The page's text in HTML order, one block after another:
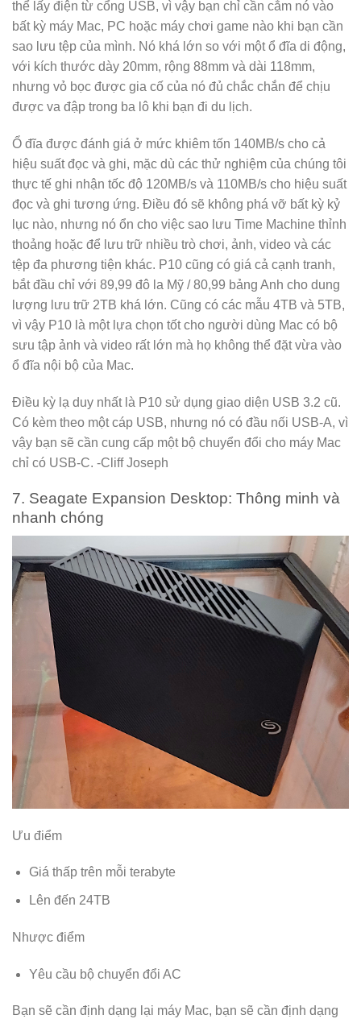
thể lấy điện từ cổng USB, vì vậy bạn chỉ cần cắm nó vào
bất kỳ máy Mac, PC hoặc máy chơi game nào khi bạn cần
sao lưu tệp của mình. Nó khá lớn so với một ổ đĩa di động,
với kích thước dày 20mm, rộng 88mm và dài 118mm,
nhưng vỏ bọc được gia cố của nó đủ chắc chắn để chịu
được va đập trong ba lô khi bạn đi du lịch.
Ổ đĩa được đánh giá ở mức khiêm tốn 140MB/s cho cả
hiệu suất đọc và ghi, mặc dù các thử nghiệm của chúng tôi
thực tế ghi nhận tốc độ 120MB/s và 110MB/s cho hiệu suất
đọc và ghi tương ứng. Điều đó sẽ không phá vỡ bất kỳ kỷ
lục nào, nhưng nó ổn cho việc sao lưu Time Machine thỉnh
thoảng hoặc để lưu trữ nhiều trò chơi, ảnh, video và các
tệp đa phương tiện khác. P10 cũng có giá cả cạnh tranh,
bắt đầu chỉ với 89,99 đô la Mỹ / 80,99 bảng Anh cho dung
lượng lưu trữ 2TB khá lớn. Cũng có các mẫu 4TB và 5TB,
vì vậy P10 là một lựa chọn tốt cho người dùng Mac có bộ
sưu tập ảnh và video rất lớn mà họ không thể đặt vừa vào
ổ đĩa nội bộ của Mac.
Điều kỳ lạ duy nhất là P10 sử dụng giao diện USB 3.2 cũ.
Có kèm theo một cáp USB, nhưng nó có đầu nối USB-A, vì
vậy bạn sẽ cần cung cấp một bộ chuyển đổi cho máy Mac
chỉ có USB-C. -Cliff Joseph
7. Seagate Expansion Desktop: Thông minh và
nhanh chóng
Ưu điểm
Giá thấp trên mỗi terabyte
Lên đến 24TB
Nhược điểm
Yêu cầu bộ chuyển đổi AC
Bạn sẽ cần định dạng lại máy Mac, bạn sẽ cần định dạng